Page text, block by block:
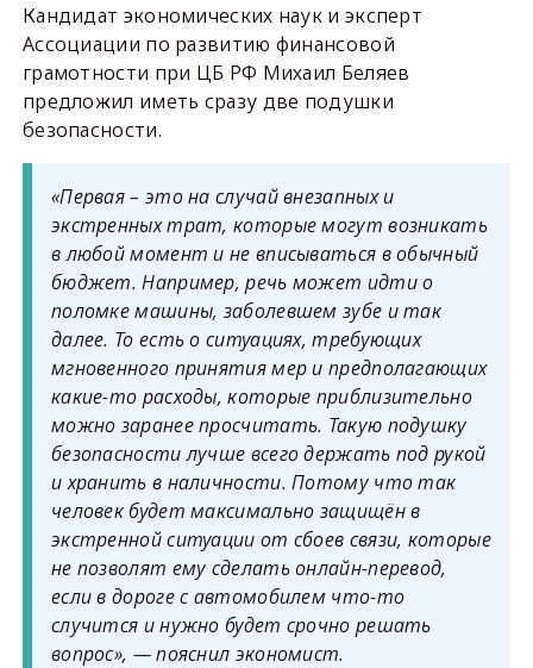
Кандидат экономических наук и эксперт
Ассоциации по развитию финансовой
грамотности при ЦБ РФ Михаил Беляев
предложил иметь сразу две подушки
безопасности.
«Первая – это на случай внезапных и
экстренных трат, которые могут возникать
в любой момент и не вписываться в обычный
бюджет. Например, речь может идти о
поломке машины, заболевшем зубе и так
далее. То есть о ситуациях, требующих
мгновенного принятия мер и предполагающих
какие-то расходы, которые приблизительно
можно заранее просчитать. Такую подушку
безопасности лучше всего держать под рукой
и хранить в наличности. Потому что так
человек будет максимально защищён в
экстренной ситуации от сбоев связи, которые
не позволят ему сделать онлайн-перевод,
если в дороге с автомобилем что-то
случится и нужно будет срочно решать
вопрос», — пояснил экономист.